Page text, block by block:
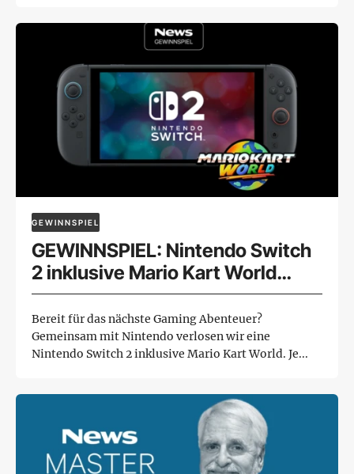
GEWINNSPIEL
GEWINNSPIEL: Nintendo Switch
2 inklusive Mario Kart World
gewinnen
Bereit für das nächste Gaming Abenteuer?
Gemeinsam mit Nintendo verlosen wir eine
Nintendo Switch 2 inklusive Mario Kart World. Je...